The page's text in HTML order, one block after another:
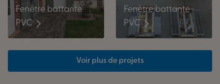
Fenêtre battante
PVC
Fenêtre battante
PVC
Voir plus de projets